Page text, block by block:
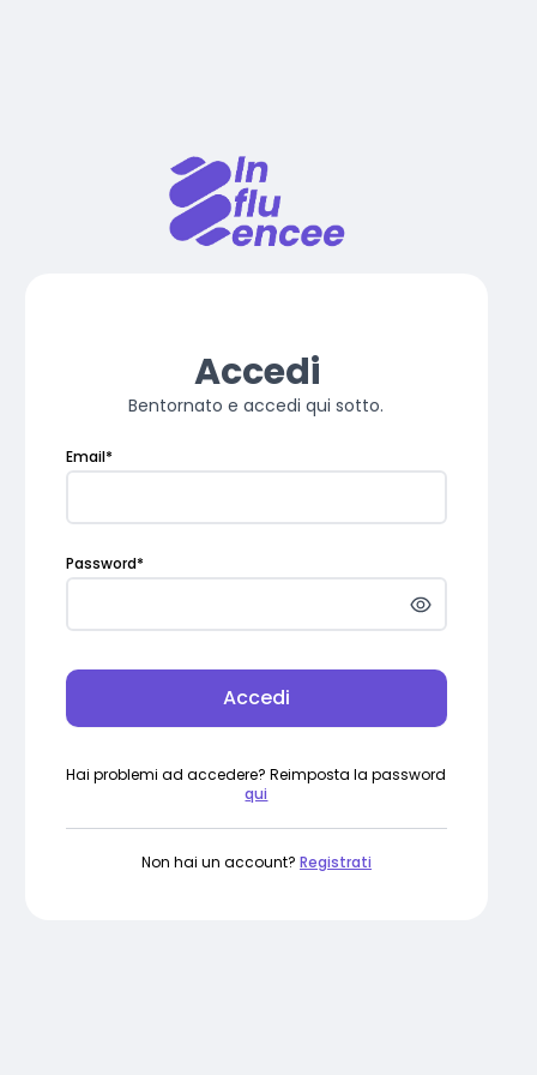
Accedi
Bentornato e accedi qui sotto.
Email*
Password*
Accedi
Hai problemi ad accedere? Reimposta la password
qui
Non hai un account? Registrati